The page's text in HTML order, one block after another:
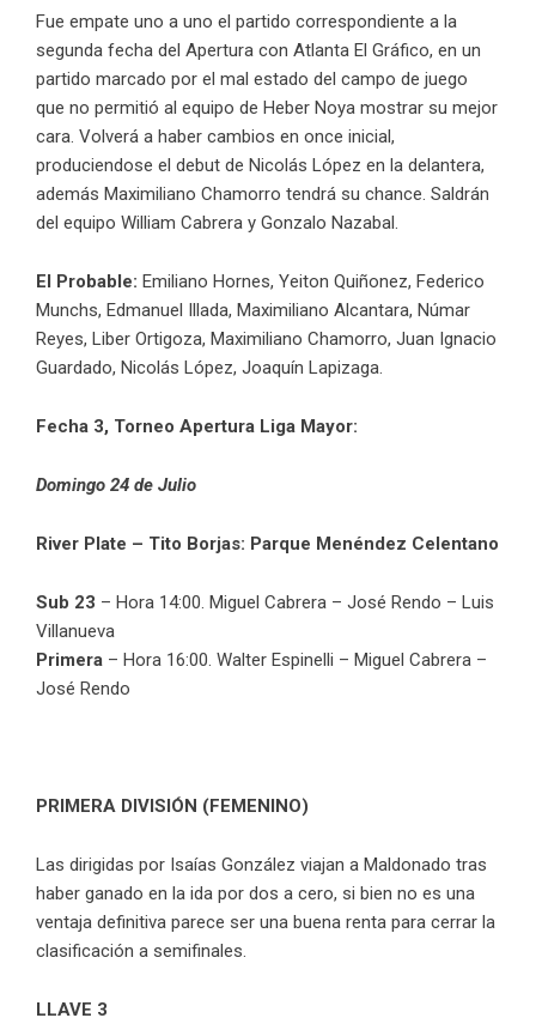
Fue empate uno a uno el partido correspondiente a la
segunda fecha del Apertura con Atlanta El Gráfico, en un
partido marcado por el mal estado del campo de juego
que no permitió al equipo de Heber Noya mostrar su mejor
cara. Volverá a haber cambios en once inicial,
produciendose el debut de Nicolás López en la delantera,
además Maximiliano Chamorro tendrá su chance. Saldrán
del equipo William Cabrera y Gonzalo Nazabal.
El Probable: Emiliano Hornes, Yeiton Quiñonez, Federico
Munchs, Edmanuel Illada, Maximiliano Alcantara, Númar
Reyes, Liber Ortigoza, Maximiliano Chamorro, Juan Ignacio
Guardado, Nicolás López, Joaquín Lapizaga.
Fecha 3, Torneo Apertura Liga Mayor:
Domingo 24 de Julio
River Plate – Tito Borjas: Parque Menéndez Celentano
Sub 23 – Hora 14:00. Miguel Cabrera – José Rendo – Luis
Villanueva
Primera – Hora 16:00. Walter Espinelli – Miguel Cabrera –
José Rendo
PRIMERA DIVISIÓN (FEMENINO)
Las dirigidas por Isaías González viajan a Maldonado tras
haber ganado en la ida por dos a cero, si bien no es una
ventaja definitiva parece ser una buena renta para cerrar la
clasificación a semifinales.
LLAVE 3